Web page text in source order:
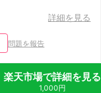
詳細を見る
問題を報告
楽天市場で詳細を見る
1,000円